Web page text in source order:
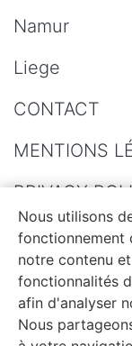
Namur
Liege
CONTACT
MENTIONS
PRIVACY
SITEMAP
Nous utilisons
fonctionnement
notre contenu
fonctionnalités
afin d'analyser
Nous